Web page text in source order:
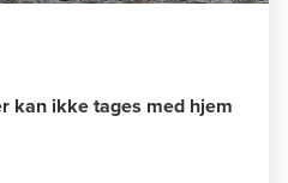
kan ikke tages med hjem